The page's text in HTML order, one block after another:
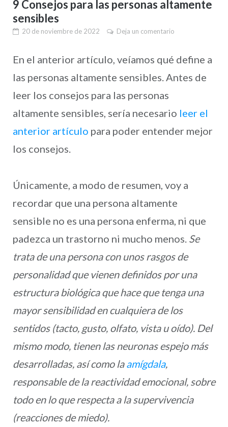
9 Consejos para las personas altamente
sensibles
20 de noviembre de 2022 Deja un comentario
En el anterior artículo, veíamos qué define a
las personas altamente sensibles. Antes de
leer los consejos para las personas
altamente sensibles, sería necesario leer el
anterior artículo para poder entender mejor
los consejos.
Únicamente, a modo de resumen, voy a
recordar que una persona altamente
sensible no es una persona enferma, ni que
padezca un trastorno ni mucho menos. Se
trata de una persona con unos rasgos de
personalidad que vienen definidos por una
estructura biológica que hace que tenga una
mayor sensibilidad en cualquiera de los
sentidos (tacto, gusto, olfato, vista u oído). Del
mismo modo, tienen las neuronas espejo más
desarrolladas, así como laamígdala,
responsable de la reactividad emocional, sobre
todo en lo que respecta a la supervivencia
(reacciones de miedo).